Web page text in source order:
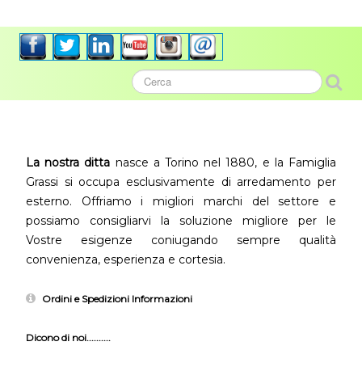
La nostra ditta nasce a Torino nel 1880, e la Famiglia
Grassi si occupa esclusivamente di arredamento per
esterno. Offriamo i migliori marchi del settore e
possiamo consigliarvi la soluzione migliore per le
Vostre esigenze coniugando sempre qualità
convenienza, esperienza e cortesia.
Ordini e Spedizioni Informazioni
Dicono di noi..........